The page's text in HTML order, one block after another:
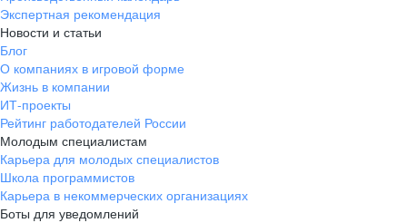
Экспертная рекомендация
Новости и статьи
Блог
О компаниях в игровой форме
Жизнь в компании
ИТ-проекты
Рейтинг работодателей России
Молодым специалистам
Карьера для молодых специалистов
Школа программистов
Карьера в некоммерческих организациях
Боты для уведомлений